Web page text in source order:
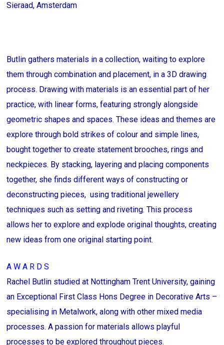
Sieraad, Amsterdam
Butlin gathers materials in a collection, waiting to explore
them through combination and placement, in a 3D drawing
process. Drawing with materials is an essential part of her
practice, with linear forms, featuring strongly alongside
geometric shapes and spaces. These ideas and themes are
explore through bold strikes of colour and simple lines,
bought together to create statement brooches, rings and
neckpieces. By stacking, layering and placing components
together, she finds different ways of constructing or
deconstructing pieces, using traditional jewellery
techniques such as setting and riveting. This process
allows her to explore and explode original thoughts, creating
new ideas from one original starting point.
A W A R D S
Rachel Butlin studied at Nottingham Trent University, gaining
an Exceptional First Class Hons Degree in Decorative Arts –
specialising in Metalwork, along with other mixed media
processes. A passion for materials allows playful
processes to be explored throughout pieces.